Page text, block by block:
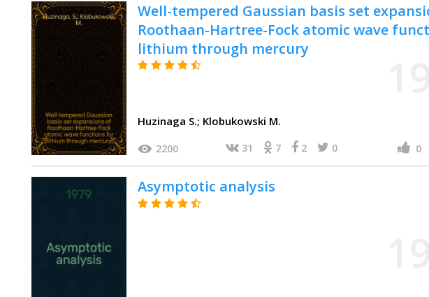
Well-tempered Gaussian basis set
Roothaan-Hartree-Fock atomic wave
lithium through mercury
Huzinaga S.; Klobukowski M.
2200 31 7 2 0 0
Asymptotic analysis